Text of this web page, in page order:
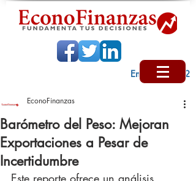
Encabezado 2
Barómetro del Peso: Mejoran
Exportaciones a Pesar de
Incertidumbre
EconoFinanzas
Este reporte ofrece un análisis